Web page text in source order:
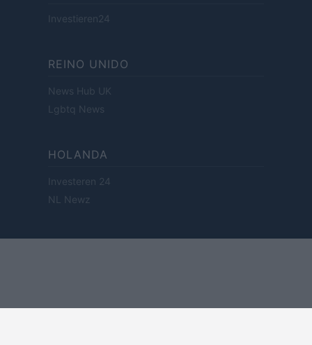
Investieren24
REINO UNIDO
News Hub UK
Lgbtq News
HOLANDA
Investeren 24
NL Newz